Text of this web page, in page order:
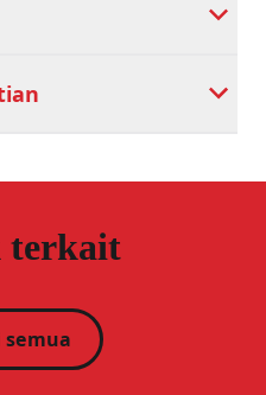
terkait
semua